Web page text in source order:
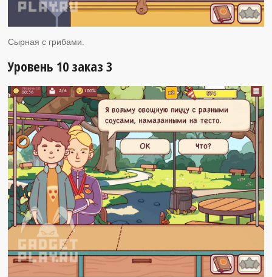
Сырная с грибами.
Уровень 10 заказ 3